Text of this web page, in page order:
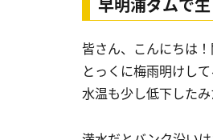
早明浦ダムで
皆さん、こんにちは
とっくに梅雨明けし
水温も少し低下したみ